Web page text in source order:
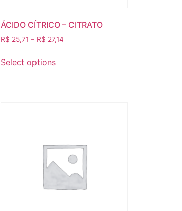
ÁCIDO CÍTRICO – CITRATO
R$ 25,71 – R$ 27,14
Select options